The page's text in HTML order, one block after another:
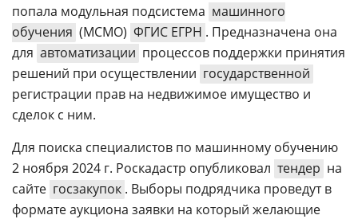
попала модульная подсистема машинного
обучения (МСМО) ФГИС ЕГРН . Предназначена она
для автоматизации процессов поддержки принятия
решений при осуществлении государственной
регистрации прав на недвижимое имущество и
сделок с ним.
Для поиска специалистов по машинному обучению
2 ноября 2024 г. Роскадастр опубликовал тендер на
сайте госзакупок . Выборы подрядчика проведут в
формате аукциона заявки на который желающие